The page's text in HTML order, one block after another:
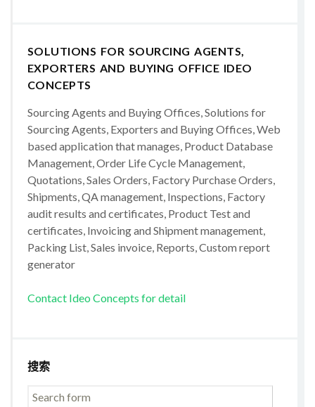
SOLUTIONS FOR SOURCING AGENTS,
EXPORTERS AND BUYING OFFICE IDEO
CONCEPTS
Sourcing Agents and Buying Offices, Solutions for
Sourcing Agents, Exporters and Buying Offices, Web
based application that manages, Product Database
Management, Order Life Cycle Management,
Quotations, Sales Orders, Factory Purchase Orders,
Shipments, QA management, Inspections, Factory
audit results and certificates, Product Test and
certificates, Invoicing and Shipment management,
Packing List, Sales invoice, Reports, Custom report
generator
Contact Ideo Concepts for detail
搜索